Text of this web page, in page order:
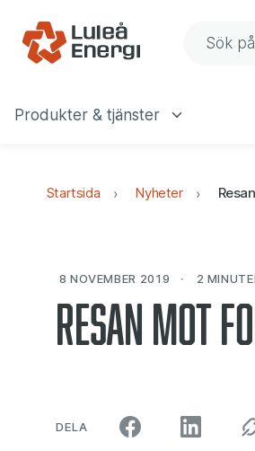
Gå till navigering
Gå till innehåll Sök
Huvudmeny
Produkter & tjänster
Startsida Nyheter
8 NOVEMBER 2019 2
Resan mot
DELA ARTIKELN PÅ SOCIALA